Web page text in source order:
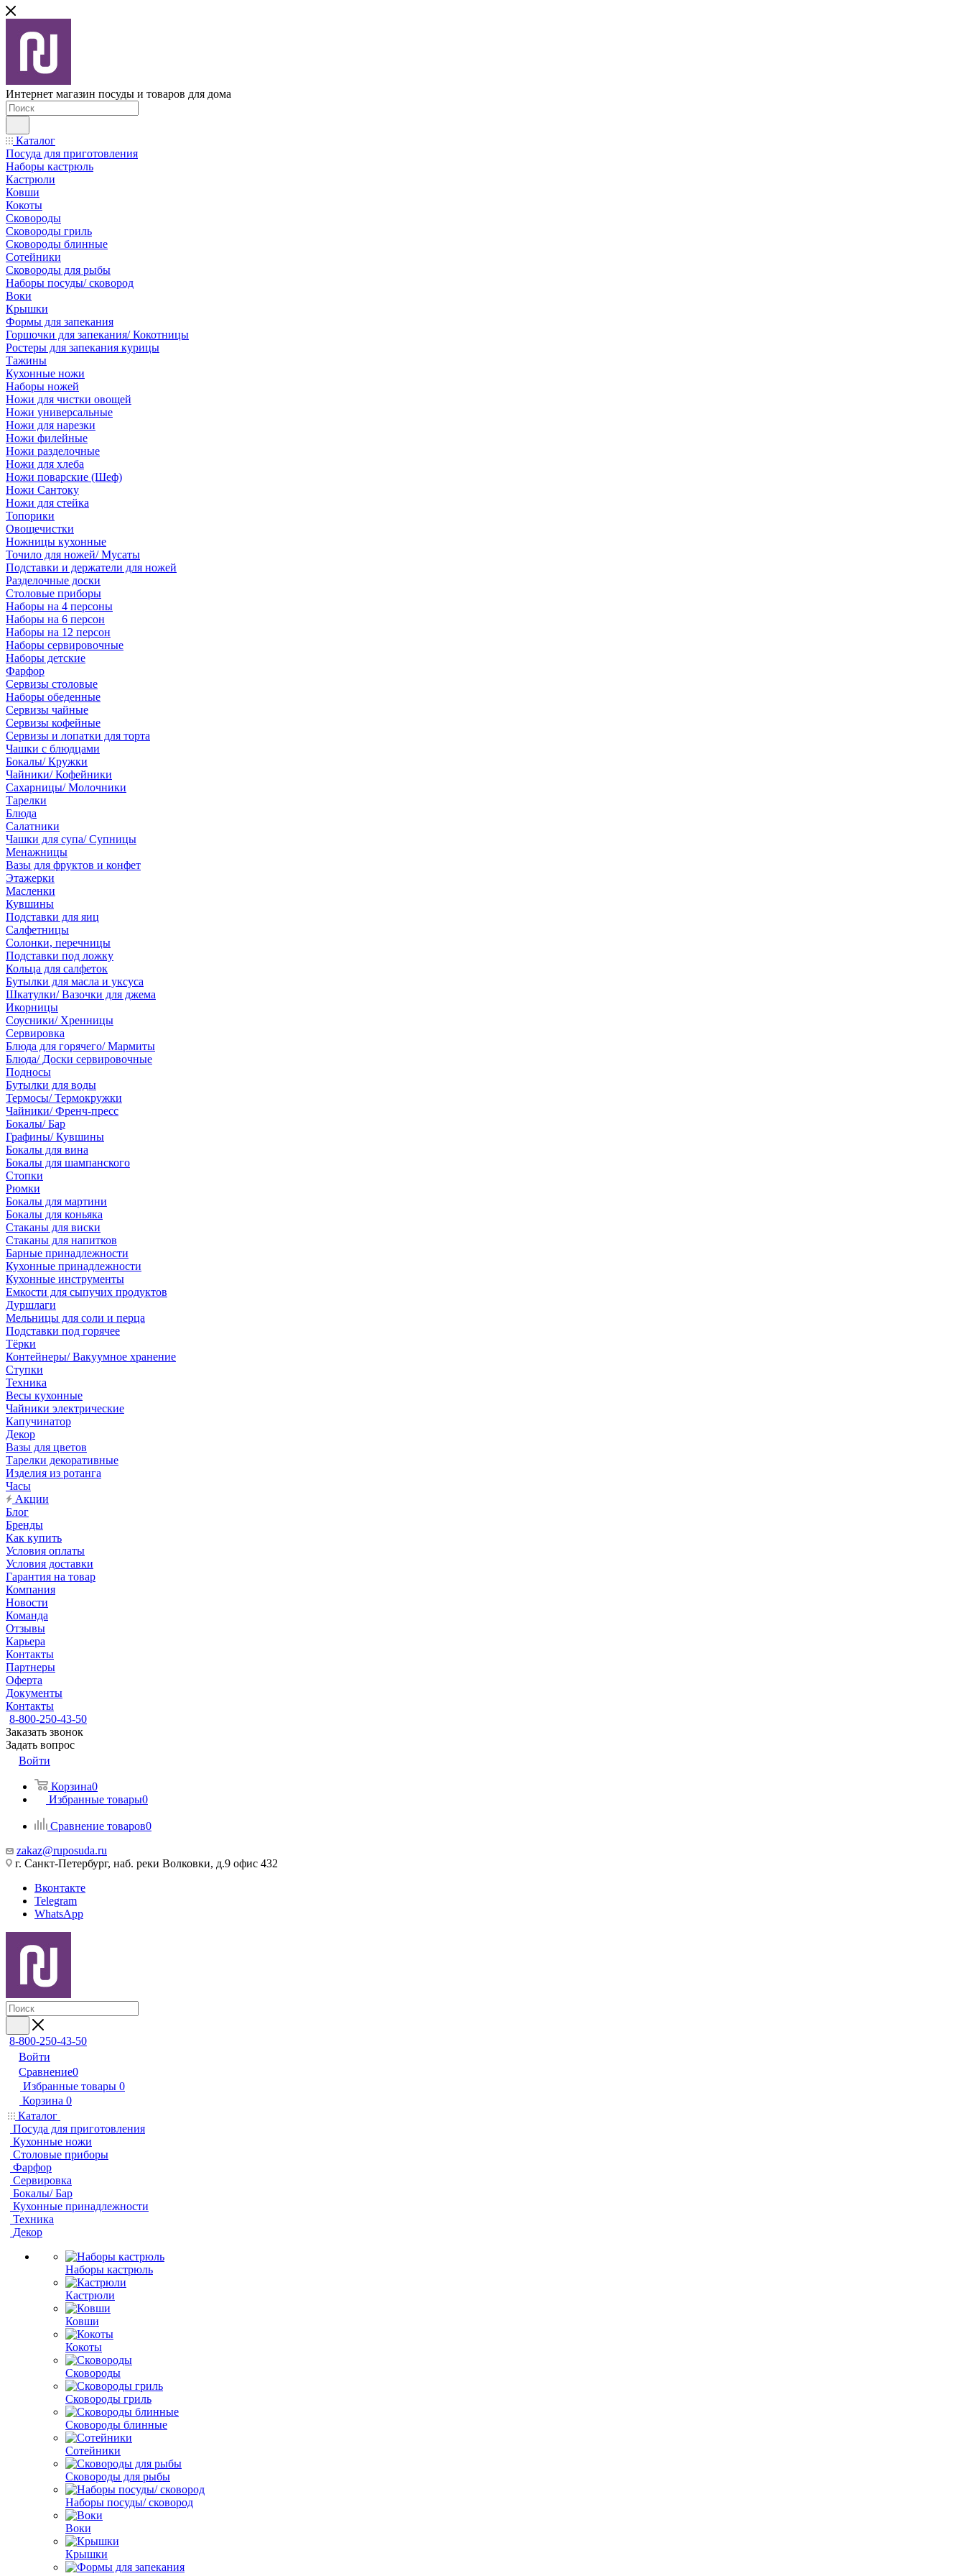
Интернет магазин посуды и товаров для дома
Каталог
Посуда для приготовления
Наборы кастрюль
Кастрюли
Ковши
Кокоты
Сковороды
Сковороды гриль
Сковороды блинные
Сотейники
Сковороды для рыбы
Наборы посуды/ сковород
Воки
Крышки
Формы для запекания
Горшочки для запекания/ Кокотницы
Ростеры для запекания курицы
Тажины
Кухонные ножи
Наборы ножей
Ножи для чистки овощей
Ножи универсальные
Ножи для нарезки
Ножи филейные
Ножи разделочные
Ножи для хлеба
Ножи поварские (Шеф)
Ножи Сантоку
Ножи для стейка
Топорики
Овощечистки
Ножницы кухонные
Точило для ножей/ Мусаты
Подставки и держатели для ножей
Разделочные доски
Столовые приборы
Наборы на 4 персоны
Наборы на 6 персон
Наборы на 12 персон
Наборы сервировочные
Наборы детские
Фарфор
Сервизы столовые
Наборы обеденные
Сервизы чайные
Сервизы кофейные
Сервизы и лопатки для торта
Чашки с блюдцами
Бокалы/ Кружки
Чайники/ Кофейники
Сахарницы/ Молочники
Тарелки
Блюда
Салатники
Чашки для супа/ Супницы
Менажницы
Вазы для фруктов и конфет
Этажерки
Масленки
Кувшины
Подставки для яиц
Салфетницы
Солонки, перечницы
Подставки под ложку
Кольца для салфеток
Бутылки для масла и уксуса
Шкатулки/ Вазочки для джема
Икорницы
Соусники/ Хренницы
Сервировка
Блюда для горячего/ Мармиты
Блюда/ Доски сервировочные
Подносы
Бутылки для воды
Термосы/ Термокружки
Чайники/ Френч-пресс
Бокалы/ Бар
Графины/ Кувшины
Бокалы для вина
Бокалы для шампанского
Стопки
Рюмки
Бокалы для мартини
Бокалы для коньяка
Стаканы для виски
Стаканы для напитков
Барные принадлежности
Кухонные принадлежности
Кухонные инструменты
Емкости для сыпучих продуктов
Дуршлаги
Мельницы для соли и перца
Подставки под горячее
Тёрки
Контейнеры/ Вакуумное хранение
Ступки
Техника
Весы кухонные
Чайники электрические
Капучинатор
Декор
Вазы для цветов
Тарелки декоративные
Изделия из ротанга
Часы
Акции
Блог
Бренды
Как купить
Условия оплаты
Условия доставки
Гарантия на товар
Компания
Новости
Команда
Отзывы
Карьера
Контакты
Партнеры
Оферта
Документы
Контакты
8-800-250-43-50
Заказать звонок
Задать вопрос
Войти
Корзина0
Избранные товары0
Сравнение товаров0
zakaz@ruposuda.ru
г. Санкт-Петербург, наб. реки Волковки, д.9 офис 432
Вконтакте
Telegram
WhatsApp
8-800-250-43-50
Войти
Сравнение0
Избранные товары 0
Корзина 0
Каталог
Посуда для приготовления
Кухонные ножи
Столовые приборы
Фарфор
Сервировка
Бокалы/ Бар
Кухонные принадлежности
Техника
Декор
Наборы кастрюль
Кастрюли
Ковши
Кокоты
Сковороды
Сковороды гриль
Сковороды блинные
Сотейники
Сковороды для рыбы
Наборы посуды/ сковород
Воки
Крышки